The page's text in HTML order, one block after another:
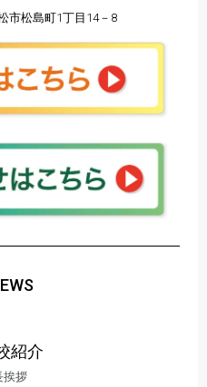
市松島町1丁目14－8
紹介
挨拶